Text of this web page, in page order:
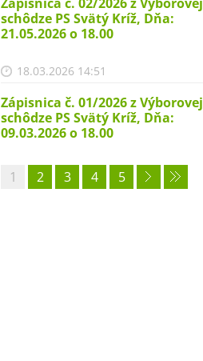
schôdze PS Svätý Kríž, Dňa:
21.05.2026 o 18.00
18.03.2026 14:51
Zápisnica č. 01/2026 z Výborovej
schôdze PS Svätý Kríž, Dňa:
09.03.2026 o 18.00
1 2 3 4 5